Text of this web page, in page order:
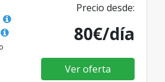
Precio desde:
80€/día
Ver oferta